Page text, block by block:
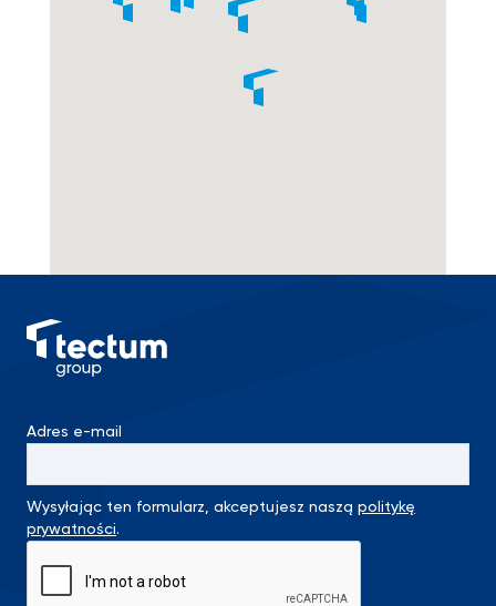
Adres e-mail
Wysyłając ten formularz, akceptujesz naszą politykę
prywatności.